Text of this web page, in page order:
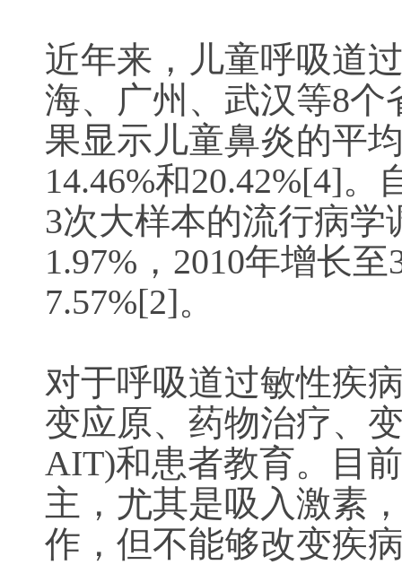
近年来，儿童呼吸道
海、广州、武汉等8个
果显示儿童鼻炎的平
14.46%和20.42%[4]
3次大样本的流行病学
1.97%，2010年增长
7.57%[2]。
对于呼吸道过敏性疾
变应原、药物治疗、
AIT)和患者教育。目
主，尤其是吸入激素
作，但不能够改变疾